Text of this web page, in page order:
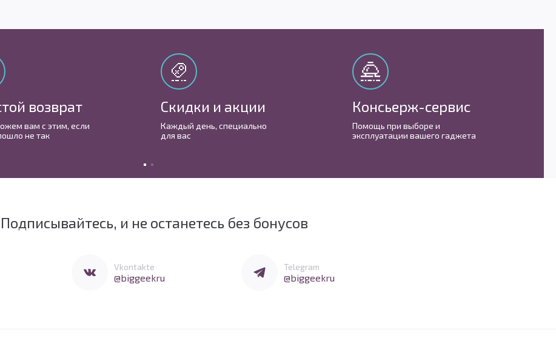
возврат
вам с этим, если
не так
Скидки и акции
Каждый день, cпециально
для вас
Консьерж-сервис
Помощь при выборе и
эксплуатации вашего гаджета
Подписывайтесь, и не останетесь без бонусов
Vkontakte
@biggeekru
Telegram
@biggeekru